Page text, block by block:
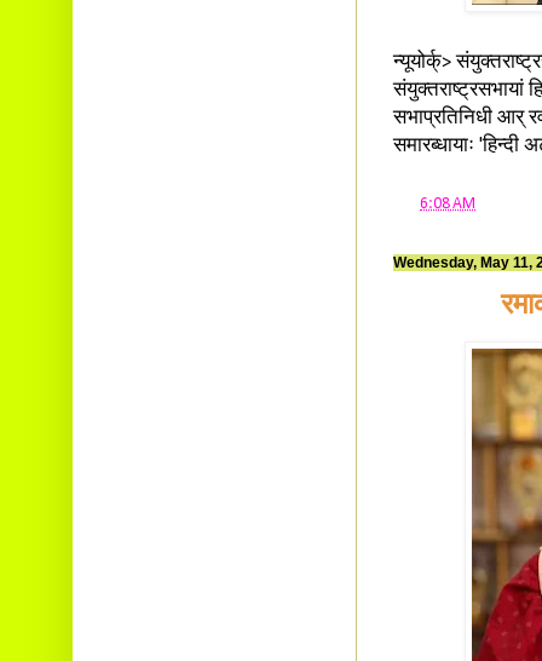
न्यूयोर्क्>
संयुक्तराष्ट्रसभायां
सभाप्रतिनिधी आर्
समारब्धायाः
6:08 AM
Wednesday, May 11,